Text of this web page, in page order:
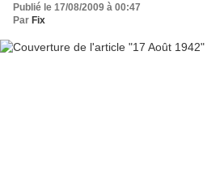
Publié le 17/08/2009 à 00:47
Par Fix